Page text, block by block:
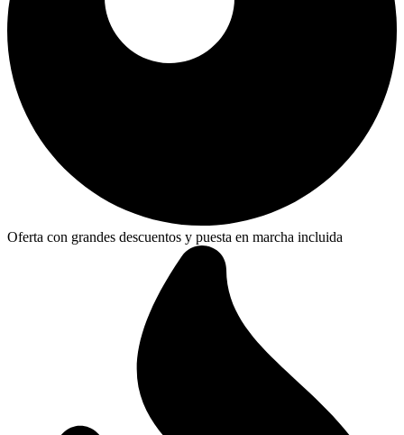
Oferta con grandes descuentos y puesta en marcha incluida